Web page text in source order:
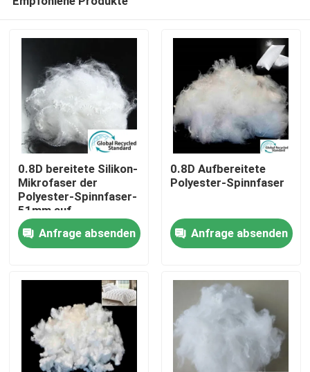
Startseite
Über uns
Fabrik Tour
0.8D bereitete Silikon-
Mikrofaser der
Polyester-Spinnfaser-
51mm auf
Anfrage absenden
0.8D Aufbereitete
Polyester-Spinnfaser
Anfrage absenden